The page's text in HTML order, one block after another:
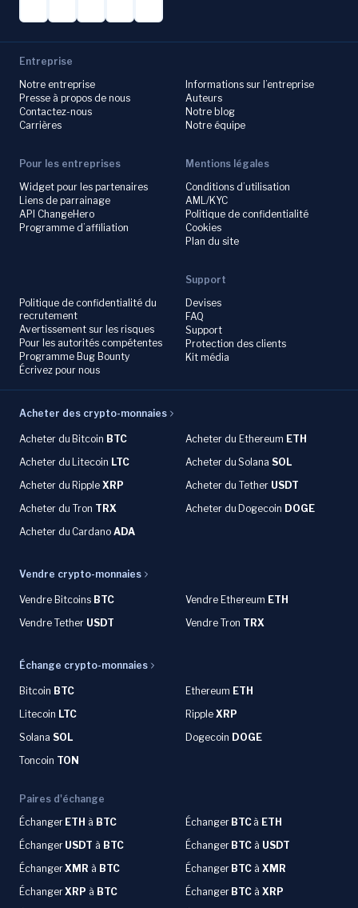
Entreprise
Notre entreprise
Presse à propos de nous
Contactez-nous
Carrières
Informations sur l’entreprise
Auteurs
Notre blog
Notre équipe
Pour les entreprises
Widget pour les partenaires
Liens de parrainage
API ChangeHero
Programme d’affiliation
Mentions légales
Conditions d’utilisation
AML/KYC
Politique de confidentialité
Cookies
Plan du site
Politique de confidentialité du
recrutement
Avertissement sur les risques
Pour les autorités compétentes
Programme Bug Bounty
Écrivez pour nous
Support
Devises
FAQ
Support
Protection des clients
Kit média
Acheter des crypto-monnaies
Acheter du Bitcoin BTC Acheter du Ethereum ETH
Acheter du Litecoin LTC Acheter du Solana SOL
Acheter du Ripple XRP Acheter du Tether USDT
Acheter du Tron TRX Acheter du Dogecoin DOGE
Acheter du Cardano ADA
Vendre crypto-monnaies
Vendre Bitcoins BTC Vendre Ethereum ETH
Vendre Tether USDT Vendre Tron TRX
Échange crypto-monnaies
Bitcoin BTC Ethereum ETH
Litecoin LTC Ripple XRP
Solana SOL Dogecoin DOGE
Toncoin TON
Paires d'échange
Échanger ETH à BTC Échanger BTC à ETH
Échanger USDT à BTC Échanger BTC à USDT
ÉchangerXMR à BTC Échanger BTC à XMR
ÉchangerXRP à BTC Échanger BTC à XRP